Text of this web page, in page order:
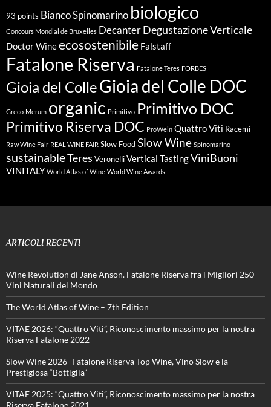
93 points Bianco Spinomarino biologico
Concours Mondial de Bruxelles DecanterDegustazione Verticale
Doctor Wineecosostenibile Falstaff
Fatalone Riserva Fatalone Teres FORBES
Gioia del ColleGioia del Colle DOC
Greco Merum organic Primitivo Primitivo DOC
Primitivo Riserva DOC ProWein Quattro Viti Racemi
Raw Wine Fair REAL WINE FAIR Slow FoodSlow Wine Spinomarino
sustainableTeres VeronelliVertical TastingViniBuoni
VINITALY World Atlas of Wine World Wine Awards
ARTICOLI RECENTI
Wine Revolution di Jane Anson. Fatalone Riserva fra i Migliori 250
Vini Naturali del Mondo
The World Atlas of Wine – 7th Edition
VITAE 2026: “Quattro Viti”, Riconoscimento massimo per la nostra
Riserva Fatalone 2022
Slow Wine 2026- Fatalone Riserva Top Wine, Vino Slow e la
Prestigiosa “Bottiglia”
VITAE 2025: “Quattro Viti”, Riconoscimento massimo per la nostra
Riserva Fatalone 2021